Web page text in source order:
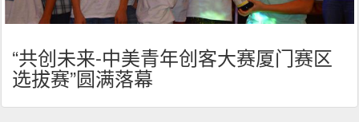
“共创未来-中美青年创客大赛厦门赛区
选拔赛”圆满落幕